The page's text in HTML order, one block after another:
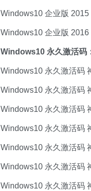
Windows10 企业版
Windows10 企业版
Windows10 永久激活码
Windows10 永久激活码
Windows10 永久激活码
Windows10 永久激活码
Windows10 永久激活码
Windows10 永久激活码
Windows10 永久激活码
Windows10 永久激活码